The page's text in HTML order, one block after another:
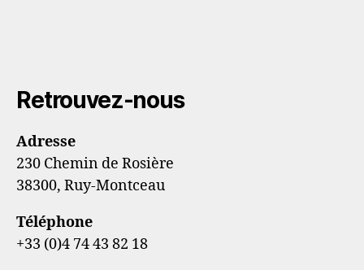
Retrouvez-nous
Adresse
230 Chemin de Rosière
38300, Ruy-Montceau
Téléphone
+33 (0)4 74 43 82 18